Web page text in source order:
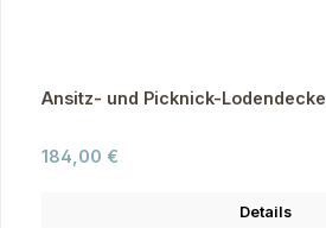
Ansitz- und Picknick-Lodendecke
Regulärer Preis:
184,00 €
Details